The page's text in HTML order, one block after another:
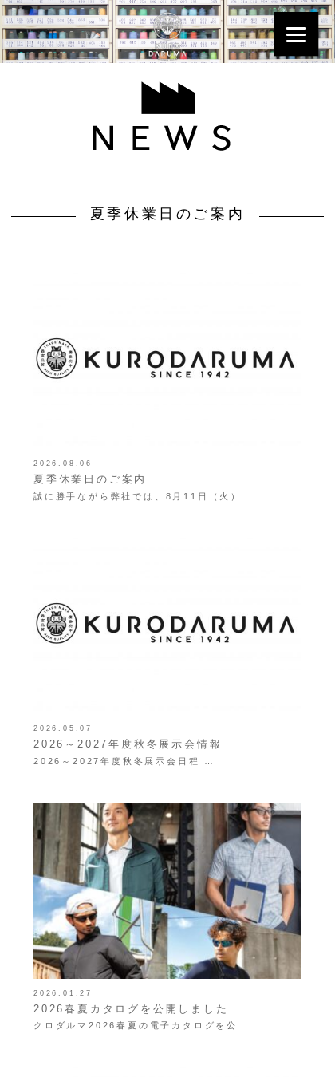
夏季休業日のご案内
2026.08.06
夏季休業日のご案内
誠に勝手ながら弊社では、8月11日（火）…
2026.05.07
2026～2027年度秋冬展示会情報
2026～2027年度秋冬展示会日程 …
2026.01.27
2026春夏カタログを公開しました
クロダルマ2026春夏の電子カタログを公…